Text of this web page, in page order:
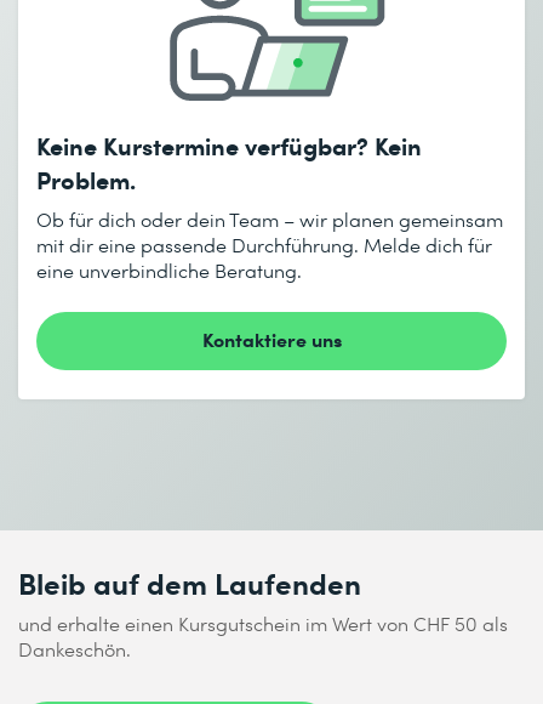
Sicherheit wie in IPv4 plus?
ICMPv6 und Firewalls
Schutz im Access
Ich habe dieDatenschutzbestimmungen zur Kenntnis
genommen.
Absenden
* Pflichtfelder
Anzahl Teilnehmende * Gewünschter Kursort *
Gewünschtes Startdatum (DD.MM.YYYY) *
Gewünschtes Enddatum (DD.MM.YYYY) *
genommen.
Absenden
Keine Kurstermine verfügbar? Kein
Problem.
Ob für dich oder dein Team – wir planen gemeinsam
mit dir eine passende Durchführung. Melde dich für
eine unverbindliche Beratung.
Kontaktiere uns
Bleib auf dem Laufenden
und erhalte einen Kursgutschein im Wert von CHF 50 als
Dankeschön.